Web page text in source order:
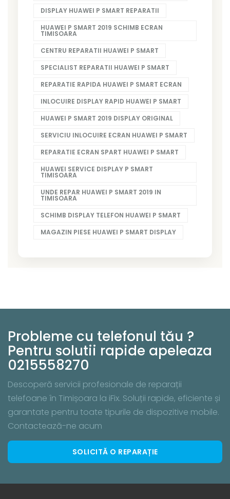
DISPLAY HUAWEI P SMART REPARATII
HUAWEI P SMART 2019 SCHIMB ECRAN
TIMISOARA
CENTRU REPARATII HUAWEI P SMART
SPECIALIST REPARATII HUAWEI P SMART
REPARATIE RAPIDA HUAWEI P SMART ECRAN
INLOCUIRE DISPLAY RAPID HUAWEI P SMART
HUAWEI P SMART 2019 DISPLAY ORIGINAL
SERVICIU INLOCUIRE ECRAN HUAWEI P SMART
REPARATIE ECRAN SPART HUAWEI P SMART
HUAWEI SERVICE DISPLAY P SMART
TIMISOARA
UNDE REPAR HUAWEI P SMART 2019 IN
TIMISOARA
SCHIMB DISPLAY TELEFON HUAWEI P SMART
MAGAZIN PIESE HUAWEI P SMART DISPLAY
Probleme cu telefonul tău ?
Pentru solutii rapide apeleaza
0215558270
Descoperă servicii profesionale de reparații
telefoane în Timișoara la iFix. Soluții rapide, eficiente și
garantate pentru toate tipurile de dispozitive mobile.
Contactează-ne acum
SOLICITĂ O REPARAȚIE